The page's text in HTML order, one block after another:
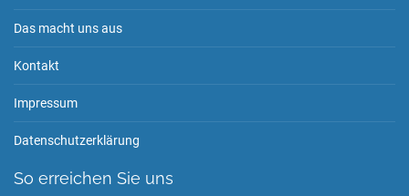
Das macht uns aus
Kontakt
Impressum
Datenschutzerklärung
So erreichen Sie uns